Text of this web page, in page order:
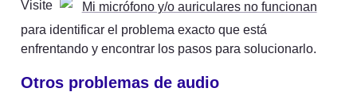
Visite
Mi micrófono y/o auriculares no funcionan
para identificar el problema exacto que está
enfrentando y encontrar los pasos para solucionarlo.
Otros problemas de audio